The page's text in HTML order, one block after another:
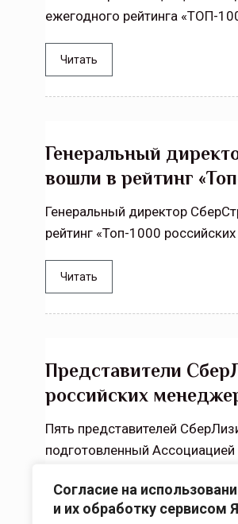
Согласие на
и их обработку сервисом
ежегодного рейтинга «ТОП-
Читать
Генеральный
вошли в рейтинг
Генеральный директор
рейтинг «Топ-1000
Читать
Представители
российских
Пять представителей
подготовленный
Читать